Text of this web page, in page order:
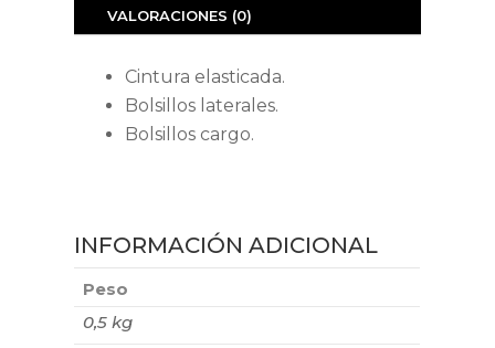
VALORACIONES (0)
Cintura elasticada.
Bolsillos laterales.
Bolsillos cargo.
INFORMACIÓN ADICIONAL
Peso
0,5 kg